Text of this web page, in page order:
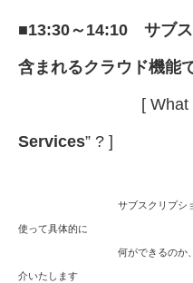
■13:30～14:10 サブス
含まれるクラウド機能
[ What can I
Services” ? ]
サブスクリプションサービ
使って具体的に
何ができるのか、活用レベ
介いたします